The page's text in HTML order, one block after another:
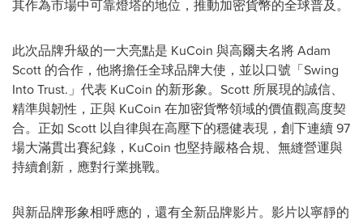
其作為市場中可靠燈塔的地位，推動加密貨幣的全球普及。
此次品牌升級的一大亮點是 KuCoin 與高爾夫名將 Adam
Scott 的合作，他將擔任全球品牌大使，並以口號「Swing
Into Trust.」代表 KuCoin 的新形象。Scott 所展現的誠信、
精準與韌性，正與 KuCoin 在加密貨幣領域的價值觀高度契
合。正如 Scott 以自律與在高壓下的穩健表現，創下連續 97
場大滿貫出賽紀錄，KuCoin 也堅持嚴格合規、無縫營運與
持續創新，應對行業挑戰。
與新品牌形象相呼應的，還有全新品牌影片。影片以寧靜的